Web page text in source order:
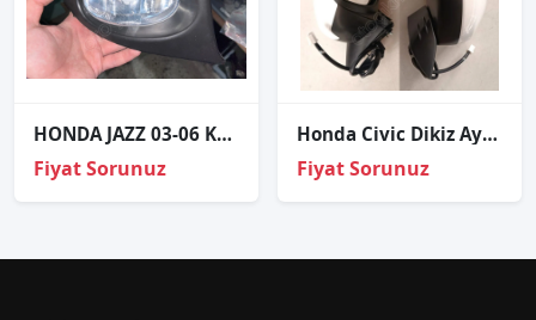
HONDA JAZZ 03-06 KAPAKLI SAĞ SİS FAR
Fiyat Sorunuz
Honda Civic Dikiz Ayna Sol Elk+Sinyal+Katlama+Isıtma
Fiyat Sorunuz